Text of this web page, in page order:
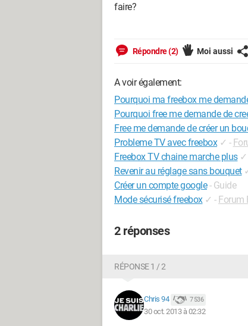
faire?
Répondre (2) Moi aussi
A voir également:
Pourquoi ma freebox me
Pourquoi free me demande de
Free me demande de créer un
Probleme TV avec freebox ✓ -
Freebox TV chaine marche plus ✓
Revenir au réglage sans bouquet
Créer un compte google - Guide
Mode sécurisé freebox ✓ - Forum
2 réponses
RÉPONSE 1 / 2
Chris 94 7 536
30 oct. 2013 à 02:32